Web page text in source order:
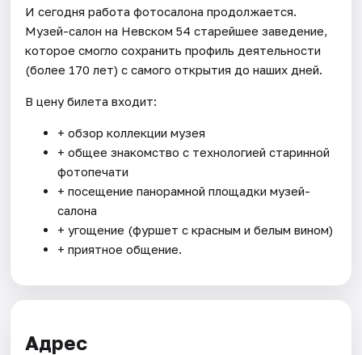
И сегодня работа фотосалона продолжается.
Музей-салон на Невском 54 старейшее заведение,
которое смогло сохранить профиль деятельности
(более 170 лет) с самого открытия до наших дней.
В цену билета входит:
+ обзор коллекции музея
+ общее знакомство с технологией старинной
фотопечати
+ посещение панорамной площадки музей-
салона
+ угощение (фуршет с красным и белым вином)
+ приятное общение.
Адрес